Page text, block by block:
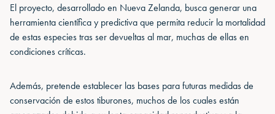
El proyecto, desarrollado en Nueva Zelanda, busca generar una
herramienta científica y predictiva que permita reducir la mortalidad
de estas especies tras ser devueltas al mar, muchas de ellas en
condiciones críticas.
Además, pretende establecer las bases para futuras medidas de
conservación de estos tiburones, muchos de los cuales están